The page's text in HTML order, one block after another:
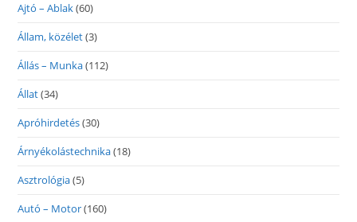
Ajtó – Ablak(60)
Állam, közélet(3)
Állás – Munka(112)
Állat(34)
Apróhirdetés(30)
Árnyékolástechnika(18)
Asztrológia(5)
Autó – Motor(160)